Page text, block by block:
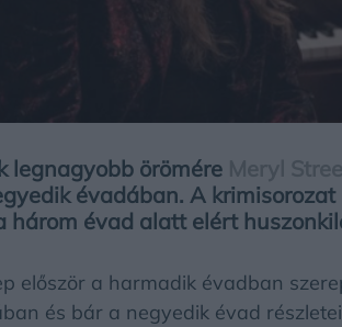
legnagyobb örömére
évadában. A
három évad alatt elért
először a harmadik évadban
és bár a negyedik évad